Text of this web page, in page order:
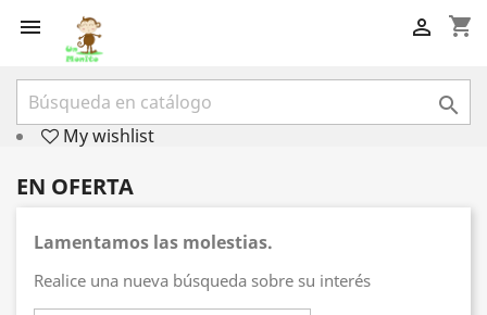
 shopping_cart


My wishlist
EN OFERTA
Lamentamos las molestias.
Realice una nueva búsqueda sobre su interés